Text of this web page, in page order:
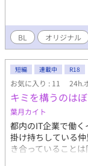
BL オリジナル
短編 連載中 R18
お気に入り : 11 24h.
キミを構うのは
葉月カイト
都内のIT企業で働
掛け持ちしている
き合っていること
キス以上はまだだ